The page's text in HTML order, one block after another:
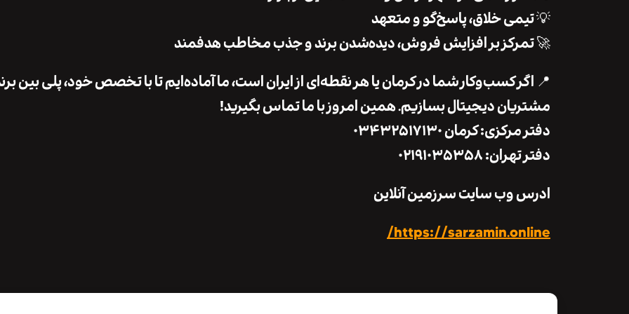
💡 تیمی خلاق، پاسخ‌گو و متعهد
🚀 تمرکز بر افزایش فروش، دیده‌شدن برند و جذب مخاطب هدفمند
📍 اگر کسب‌وکار شما در کرمان یا هر نقطه‌ای از ایران است، ما آماده‌ایم تا با تخصص خود، پلی بین
مشتریان دیجیتال بسازیم. همین امروز با ما تماس بگیرید!
دفتر مرکزی: کرمان ۰۳۴۳۲۵۱۷۱۳۰
دفتر تهران: ۰۲۱۹۱۰۳۵۳۵۸
ادرس وب سایت سرزمین آنلاین
https://sarzamin.online/